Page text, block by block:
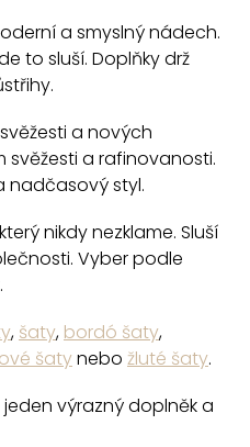
c
í
p
v
k
v
ý
s
u
a smyslný nádech.
to sluší. Doplňky drž
a nových
svěžesti a rafinovanosti.
nadčasový styl.
nikdy nezklame. Sluší
Vyber podle
, šaty, bordó šaty,
šatynebo žluté šaty.
výrazný doplněk a